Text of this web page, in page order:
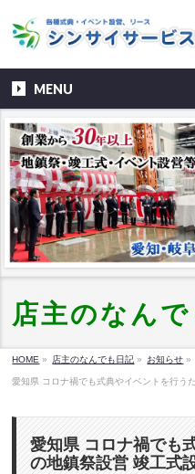
MENU
店主のなん
HOME » 店主のなんでも日記 » お知らせ »
愛知県 コロナ禍でも式典やイベントを行う
愛知県 コロナ禍でも
の地鎮祭設営 竣工式